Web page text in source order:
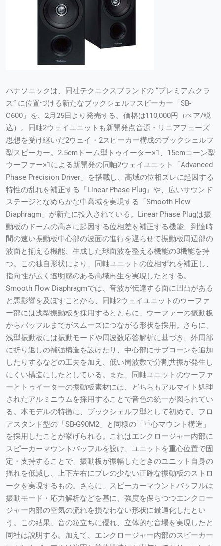
パナソニックは、同社テクニクスブランドの “プレミアムクラ
ス” に位置づける新たなブックシェルフスピーカー「SB-
C600」を、2月25日より発売する。価格は110,000円（ペア/税
込）。同軸2ウェイユニットも新開発点音源・リニアフェーズ
思想を受け継いだ2ウェイ・2スピーカー構成のブックシェルフ
型スピーカー。2.5cmドーム型トゥイーター×1、15cmコーン型
ウーファー×1による新開発の同軸2ウェイユニット「Advanced
Phase Precision Driver」を搭載し、高域の位相ズレに起因する
特性の乱れを補正する「Linear Phase Plug」や、広いサウンド
ステージとなめらかな中高域を実現する「Smooth Flow
Diaphragm」が新たに投入されている。Linear Phase Plugは振
動板のドームの高さに起因する位相差を補正する機能、到達時
間の速い振動板中心部の波面の進行を遅らせて振動板周辺部の
波面と揃える機能、生成した球面波を整える機能の3機能を持
つ。この独自形状により、同軸ユニットの位相ずれを補正し、
指向性が広く透明感のある高域再生を実現したとする。
Smooth Flow Diaphragmでは、音波が伝達する面に凹凸がある
と悪影響を及ぼすことから、同軸2ウェイユニットのウーファ
ー部には浅型振動板を採用するとともに、ウーファーの振動板
からバッフルまでがスムーズにつながる形状を採用。さらに、
浅型振動板には振動モードや周波数応答解析に基づき、外周部
に折り返しの補強構造を設けたり、中心部にサブコーンを追加
したりするなどの工夫を加え、低い周波数で分割共振が発生し
にくい構造にしたとしている。また、同軸ユニットのウーファ
ーとトゥイーターの振動板素材には、どちらもアルマイト処理
されたアルミニウムを採用することで音色の統一が図られてい
る。本モデルの特徴に、ブックシェルフ型として初めて、フロ
アスタンド型の「SB-G90M2」と同様の「重心マウント構造」
を採用したことが挙げられる。これはエンクロージャー内部に
スピーカーマウントバッフルを設け、ユニットを重心位置で固
定・支持することで、振動板が振幅したときのユニット自身の
揺れを低減し、上下左右にブレの少ない正確な振動板のストロ
ークを実現するもの。さらに、スピーカーマウントバッフルは
振動モード・応力解析などを基に、強度を保ちつつエンクロー
ジャー内部の空気の流れを損なわない形状に最適化したとい
う。この結果、音の粒立ちに優れ、立体的な音場を実現したと
同社は説明する。加えて、エンクロージャー内部のスピーカー